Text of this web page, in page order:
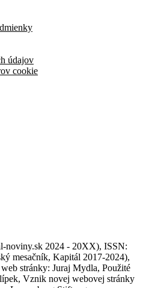
údajov
cookie
noviny.sk 2024 - 20XX), ISSN:
mesačník, Kapitál 2017-2024),
stránky: Juraj Mydla, Použité
Vznik novej webovej stránky